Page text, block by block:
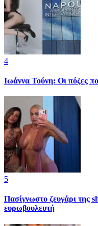
4
Ιωάννα Τούνη: Οι πόζες
5
Πασίγνωστο ζευγάρι της
ευρωβουλευτή